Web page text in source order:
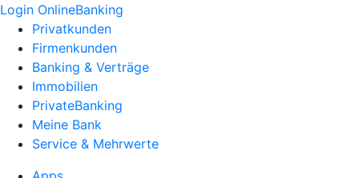
Login OnlineBanking
Privatkunden
Firmenkunden
Banking & Verträge
Immobilien
PrivateBanking
Meine Bank
Service & Mehrwerte